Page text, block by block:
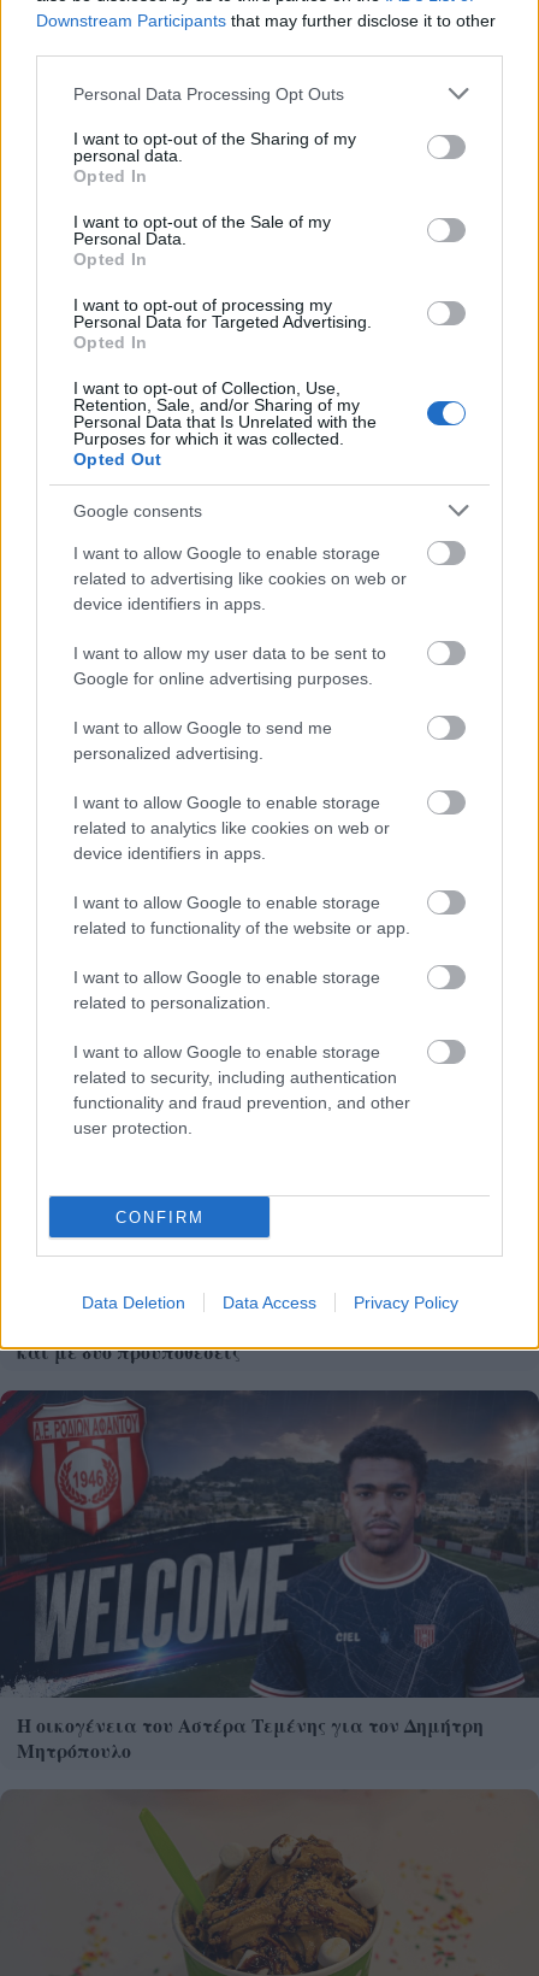
Downstream Participants that may further disclose it to other
Please note that this website/app uses one or more Google
not limited to your visit or usage behaviour. You may click to
grant or deny consent to Google and its third-party tags to
use your data for below specified purposes in below Google
consent section.
Personal Data Processing Opt Outs
I want to opt-out of the Sharing of my
personal data.
Opted In
I want to opt-out of the Sale of my
Personal Data.
Opted In
I want to opt-out of processing my
Personal Data for Targeted Advertising.
Opted In
I want to opt-out of Collection, Use,
Retention, Sale, and/or Sharing of my
Personal Data that Is Unrelated with the
Purposes for which it was collected.
Opted Out
Google consents
I want to allow Google to enable storage
related to advertising like cookies on web or
device identifiers in apps.
I want to allow my user data to be sent to
Google for online advertising purposes.
I want to allow Google to send me
personalized advertising.
I want to allow Google to enable storage
related to analytics like cookies on web or
device identifiers in apps.
I want to allow Google to enable storage
related to functionality of the website or app.
I want to allow Google to enable storage
related to personalization.
I want to allow Google to enable storage
related to security, including authentication
functionality and fraud prevention, and other
user protection.
CONFIRM
Data Deletion Data Access Privacy Policy
Λαϊκή βραδιά στην Κλειτορία Καλαβρύτων ΒΙΝΤΕΟ-
Ποιοι δικαιούνται σύνταξη 409 ευρώ χωρίς ένσημα
και με δυο προυποθέσεις
Η οικογένεια του Αστέρα Τεμένης για τον Δημήτρη
Μητρόπουλο